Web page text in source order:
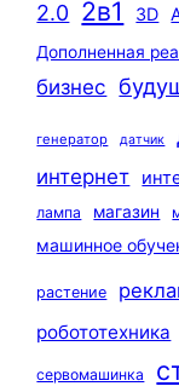
2.0 2в1 3D
Дополненная
бизнес
генератор датчик
интернет
лампа
магазин
машинное
растение
робототехника
сервомашинка